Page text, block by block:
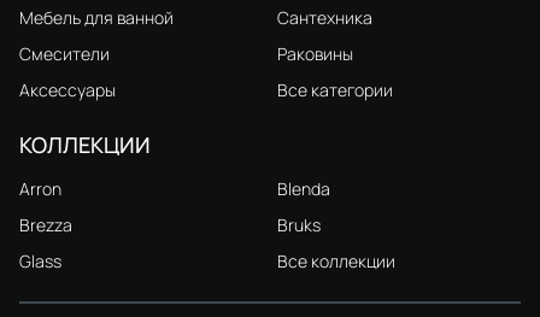
Мебель для ванной
Сантехника
Смесители
Раковины
Аксессуары
Все категории
КОЛЛЕКЦИИ
Arron
Blenda
Brezza
Bruks
Glass
Все коллекции